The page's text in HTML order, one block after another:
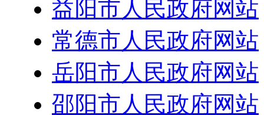
益阳市人民政府网站
常德市人民政府网站
岳阳市人民政府网站
邵阳市人民政府网站